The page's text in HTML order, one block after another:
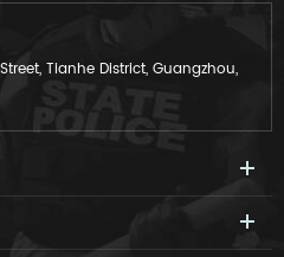
Tianhe District, Guangzhou,